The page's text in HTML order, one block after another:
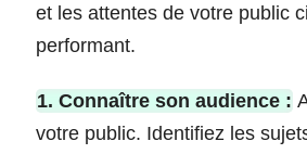
et les attentes de votre public
performant.
1. Connaître son audience :
votre public. Identifiez les